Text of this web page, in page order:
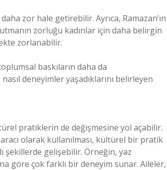
zor hale getirebilir. Ayrıca, Ramazan’ın
zorluğu kadınlar için daha belirgin
zorlanabilir.
baskıların daha da
deneyimler yaşadıklarını belirleyen
pratiklerin de değişmesine yol açabilir.
olarak kullanılması, kültürel bir pratik
şekillerde gelişebilir. Örneğin, yaz
göre çok farklı bir deneyim sunar. Aileler,